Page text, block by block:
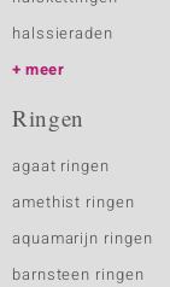
halssieraden
meer
Ringen
agaat ringen
amethist ringen
aquamarijn ringen
barnsteen ringen